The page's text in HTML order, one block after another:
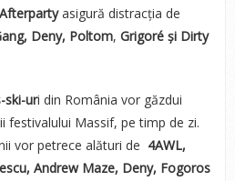
asigură distracția de
Deny, Poltom, Grigoré și Dirty
ski-uri din România vor găzdui
festivalului Massif, pe timp de zi.
vor petrece alături de 4AWL,
Andrew Maze, Deny, Fogoros